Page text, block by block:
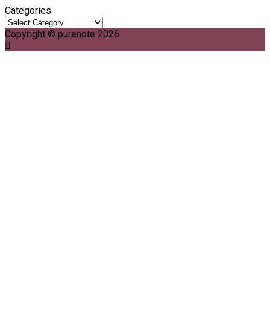
Categories
Copyright © purenote 2026